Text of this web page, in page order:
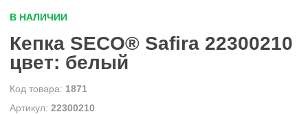
В НАЛИЧИИ
Кепка SECO® Safira 22300210
цвет: белый
1871
22300210